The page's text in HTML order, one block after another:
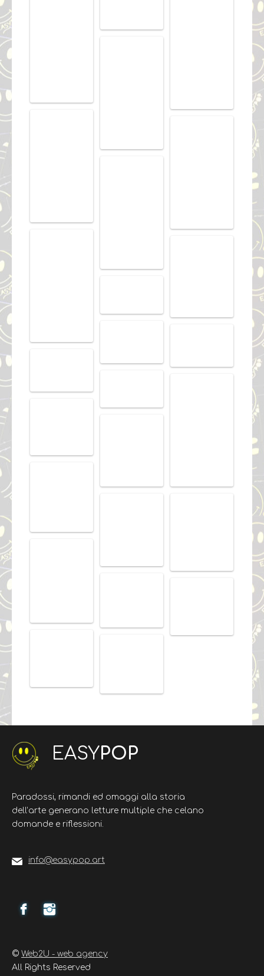
EASYPOP
Paradossi, rimandi ed omaggi alla storia
dell’arte generano letture multiple che celano
domande e riflessioni.
info@easypop.art
© Web2U - web agency
All Rights Reserved